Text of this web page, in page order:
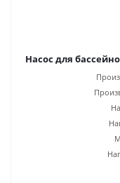
Насос для